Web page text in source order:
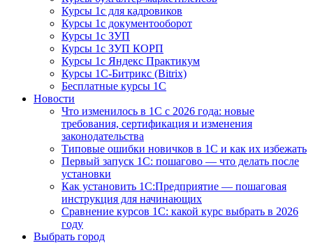
Курсы 1с для кадровиков
Курсы 1с документооборот
Курсы 1с ЗУП
Курсы 1с ЗУП КОРП
Курсы 1с Яндекс Практикум
Курсы 1С-Битрикс (Bitrix)
Бесплатные курсы 1С
Новости
Что изменилось в 1С с 2026 года: новые
требования, сертификация и изменения
законодательства
Типовые ошибки новичков в 1С и как их избежать
Первый запуск 1С: пошагово — что делать после
установки
Как установить 1С:Предприятие — пошаговая
инструкция для начинающих
Сравнение курсов 1С: какой курс выбрать в 2026
году
Выбрать город